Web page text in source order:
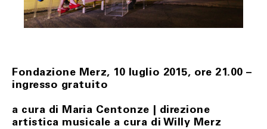
ART. 9 RISOLUZIONE DEL CONTRATTO
Fondazione Merz si riserva il diritto di risolvere il
contratto se, anche a seguito del perfezionamento dello
Fondazione Merz, in tal caso, provvederà al rimborso del
pagamento effettuato mediante storno dell’importo
addebitato sulla carta di credito indicata dal Cliente.
Fondazione Merz, se informato di casi di forza maggiore,
evento non prevedibile, indisponibilità dei mezzi di
trasporto, ove tali casi possano provocare ritardo,
Fondazione Merz, 10 luglio 2015, ore 21.00 –
ingresso gratuito
a cura di Maria Centonze | direzione
artistica musicale a cura di Willy Merz